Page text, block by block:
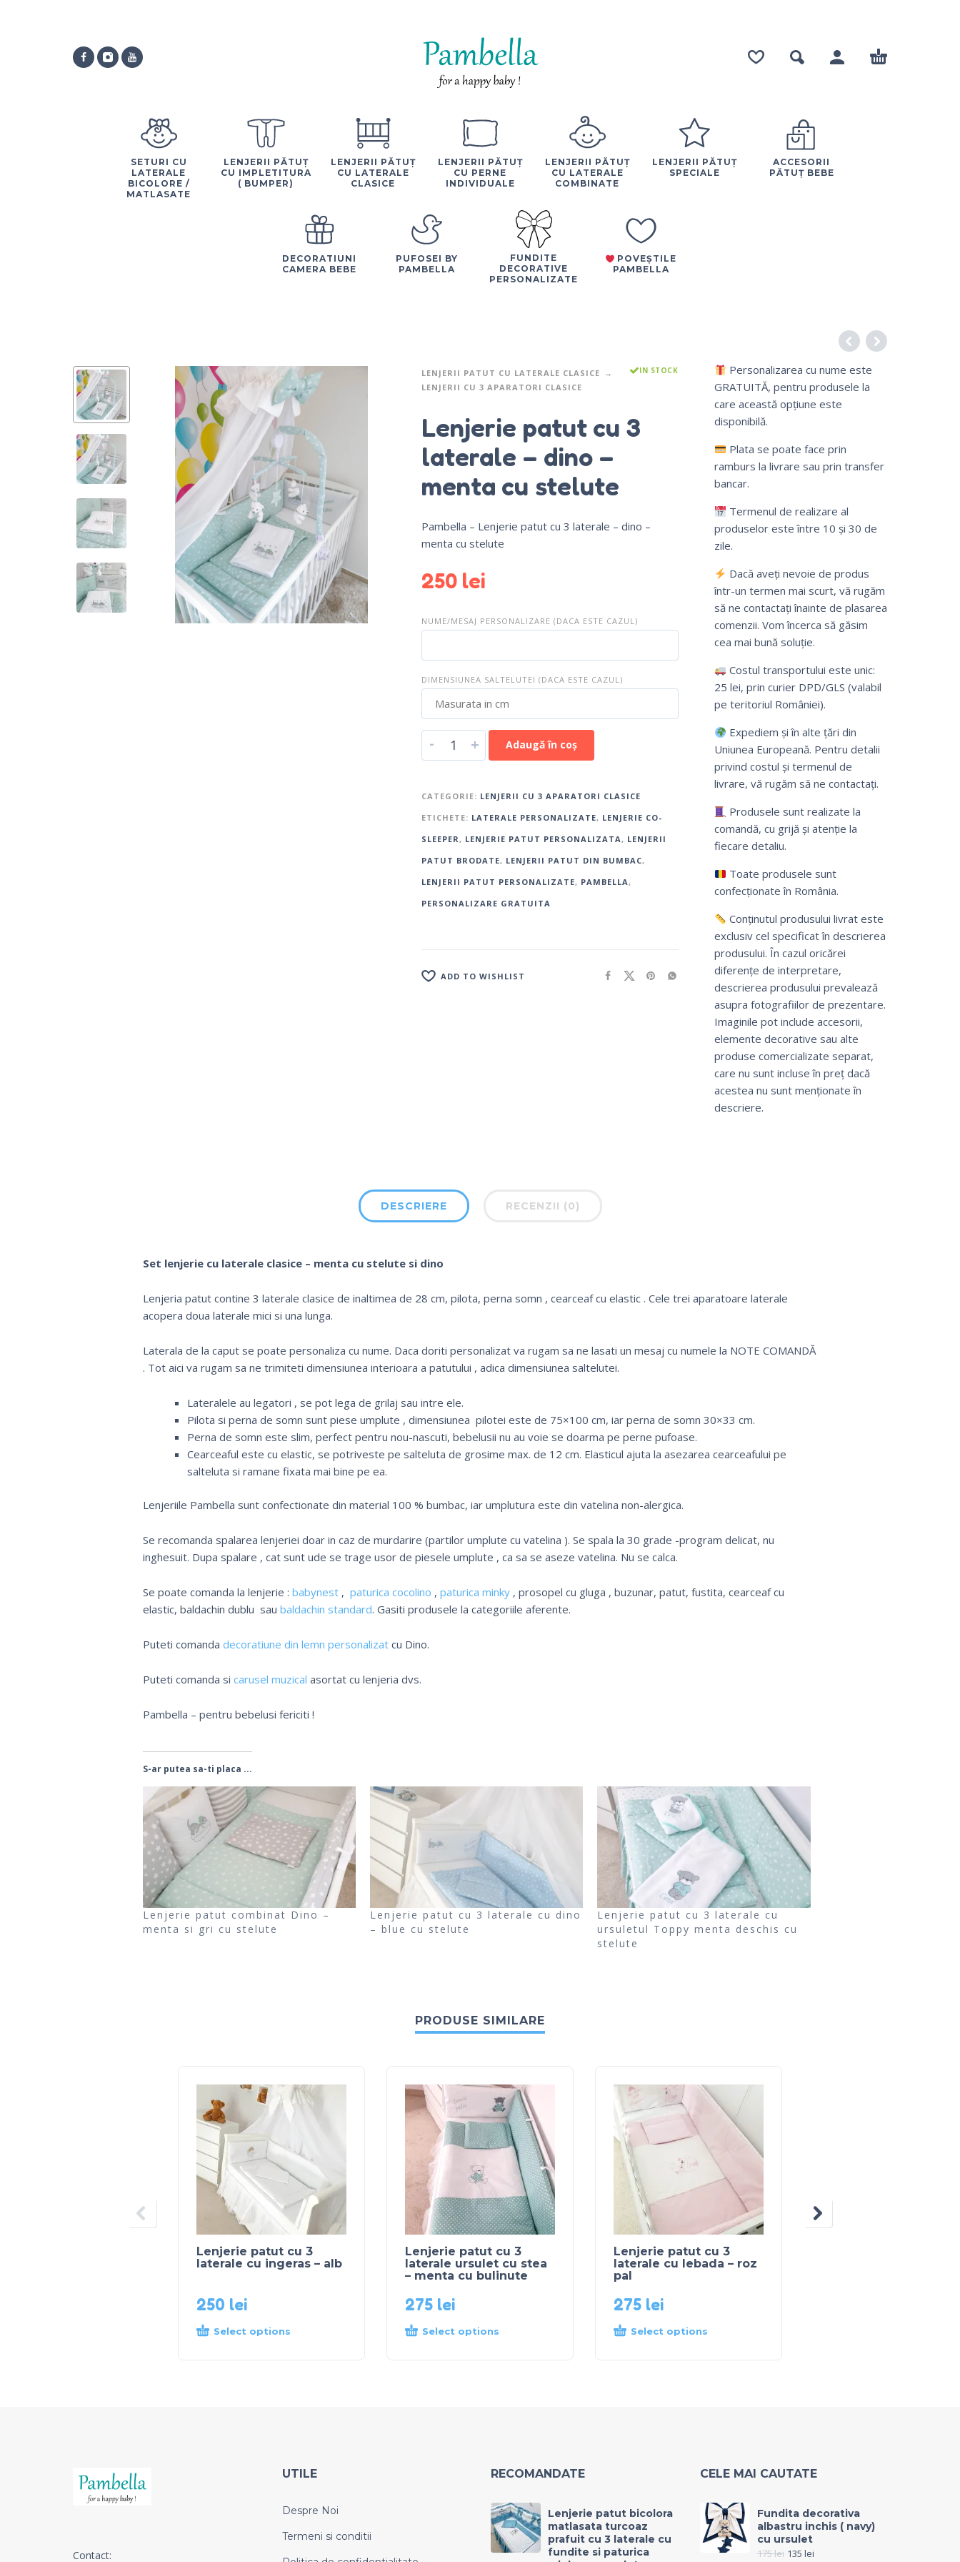
SETURI CU
LATERALE
BICOLORE /
MATLASATE
LENJERII PĂTUȚ
CU IMPLETITURA
( BUMPER)
LENJERII PĂTUȚ
CU LATERALE
CLASICE
LENJERII PĂTUȚ
CU PERNE
INDIVIDUALE
LENJERII PĂTUȚ
CU LATERALE
COMBINATE
LENJERII PĂTUȚ
SPECIALE
ACCESORII
PĂTUȚ BEBE
DECORATIUNI
CAMERA BEBE
PUFOSEI BY
PAMBELLA
FUNDITE
DECORATIVE
PERSONALIZATE
POVEȘTILE
PAMBELLA
LENJERII PATUT CU LATERALE CLASICE
LENJERII CU 3 APARATORI CLASICE
IN STOCK
Lenjerie patut cu 3
laterale – dino –
menta cu stelute
Pambella – Lenjerie patut cu 3 laterale – dino –
menta cu stelute
250 lei
NUME/MESAJ PERSONALIZARE (DACA ESTE CAZUL)
DIMENSIUNEA SALTELUTEI (DACA ESTE CAZUL)
- + Adaugă în coș
CATEGORIE: LENJERII CU 3 APARATORI CLASICE
ETICHETE: LATERALE PERSONALIZATE, LENJERIE CO-
SLEEPER , LENJERIE PATUT PERSONALIZATA , LENJERII
PATUT BRODATE, LENJERII PATUT DIN BUMBAC,
LENJERII PATUT PERSONALIZATE, PAMBELLA ,
PERSONALIZARE GRATUITA
ADD TO WISHLIST
Personalizarea cu nume este
GRATUITĂ, pentru produsele la
care această opțiune este
disponibilă.
Plata se poate face prin
ramburs la livrare sau prin transfer
bancar.
Termenul de realizare al
produselor este între 10 și 30 de
zile.
Dacă aveți nevoie de produs
într-un termen mai scurt, vă rugăm
să ne contactați înainte de plasarea
comenzii. Vom încerca să găsim
cea mai bună soluție.
Costul transportului este unic:
25 lei, prin curier DPD/GLS (valabil
pe teritoriul României).
Expediem și în alte țări din
Uniunea Europeană. Pentru detalii
privind costul și termenul de
livrare, vă rugăm să ne contactați.
Produsele sunt realizate la
comandă, cu grijă și atenție la
fiecare detaliu.
Toate produsele sunt
confecționate în România.
Conținutul produsului livrat este
exclusiv cel specificat în descrierea
produsului. În cazul oricărei
diferențe de interpretare,
descrierea produsului prevalează
asupra fotografiilor de prezentare.
Imaginile pot include accesorii,
elemente decorative sau alte
produse comercializate separat,
care nu sunt incluse în preț dacă
acestea nu sunt menționate în
descriere.
DESCRIERE RECENZII (0)
Set lenjerie cu laterale clasice – menta cu stelute si dino
Lenjeria patut contine 3 laterale clasice de inaltimea de 28 cm, pilota, perna somn , cearceaf cu elastic . Cele trei aparatoare laterale
acopera doua laterale mici si una lunga.
Laterala de la caput se poate personaliza cu nume. Daca doriti personalizat va rugam sa ne lasati un mesaj cu numele la NOTE COMANDĂ
. Tot aici va rugam sa ne trimiteti dimensiunea interioara a patutului , adica dimensiunea saltelutei.
Lateralele au legatori , se pot lega de grilaj sau intre ele.
Pilota si perna de somn sunt piese umplute , dimensiunea pilotei este de 75×100 cm, iar perna de somn 30×33 cm.
Perna de somn este slim, perfect pentru nou-nascuti, bebelusii nu au voie se doarma pe perne pufoase.
Cearceaful este cu elastic, se potriveste pe salteluta de grosime max. de 12 cm. Elasticul ajuta la asezarea cearceafului pe
salteluta si ramane fixata mai bine pe ea.
Lenjeriile Pambella sunt confectionate din material 100 % bumbac, iar umplutura este din vatelina non-alergica.
Se recomanda spalarea lenjeriei doar in caz de murdarire (partilor umplute cu vatelina ). Se spala la 30 grade -program delicat, nu
inghesuit. Dupa spalare , cat sunt ude se trage usor de piesele umplute , ca sa se aseze vatelina. Nu se calca.
Se poate comanda la lenjerie : babynest, paturica cocolino , paturica minky, prosopel cu gluga , buzunar, patut, fustita, cearceaf cu
elastic, baldachin dublu sau baldachin standard. Gasiti produsele la categoriile aferente.
Puteti comanda decoratiune din lemn personalizatcu Dino.
Puteti comanda si carusel muzical asortat cu lenjeria dvs.
Pambella – pentru bebelusi fericiti !
S-ar putea sa-ti placa ...
Lenjerie patut combinat Dino –
menta si gri cu stelute
Lenjerie patut cu 3 laterale cu dino
– blue cu stelute
Lenjerie patut cu 3 laterale cu
ursuletul Toppy menta deschis cu
stelute
PRODUSE SIMILARE
Lenjerie patut cu 3
laterale cu ingeras – alb
250 lei
Select options
Lenjerie patut cu 3
laterale ursulet cu stea
– menta cu bulinute
275 lei
Select options
Lenjerie patut cu 3
laterale cu lebada – roz
pal
275 lei
Select options
Contact:
UTILE
Despre Noi
Termeni si conditii
RECOMANDATE
Lenjerie patut bicolora
matlasata turcoaz
prafuit cu 3 laterale cu
fundite si paturica
CELE MAI CAUTATE
Fundita decorativa
albastru inchis ( navy)
cu ursulet
175lei 135 lei